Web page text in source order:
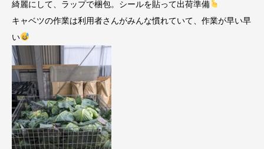
綺麗にして、ラップで梱包。シールを貼って出荷準備
キャベツの作業は利用者さんがみんな慣れていて、作業が早い早
い